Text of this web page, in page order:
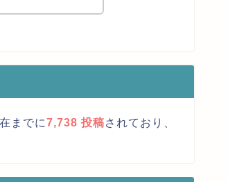
までに7,738 投稿されており、